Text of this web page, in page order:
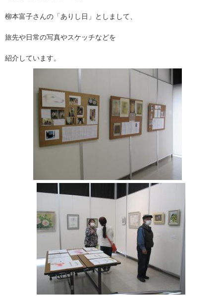
柳本富子さんの「ありし日」としまして、
旅先や日常の写真やスケッチなどを
紹介しています。